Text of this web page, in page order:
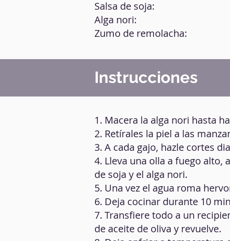
Salsa de soja:
Alga nori:
Zumo de remolacha:
Instrucciones
1. Macera la alga nori hasta
2. Retírales la piel a las
3. A cada gajo, hazle cortes
4. Lleva una olla a fuego alto,
de soja y el alga nori.
5. Una vez el agua roma
6. Deja cocinar durante 10
7. Transfiere todo a un
de aceite de oliva y revuelve.